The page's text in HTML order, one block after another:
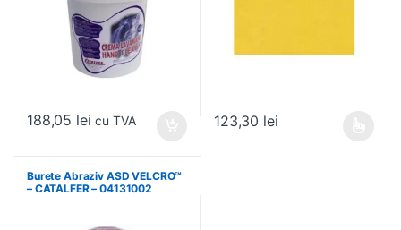
188,05 lei cu TVA 123,30 lei
Burete Abraziv ASD VELCRO™
– CATALFER – 04131002